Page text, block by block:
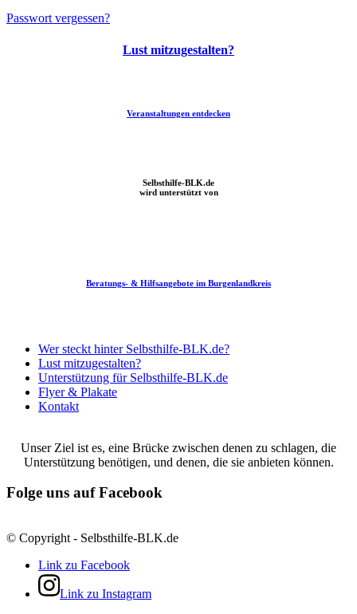
Passwort vergessen?
Lust mitzugestalten?
Veranstaltungen entdecken
Selbsthilfe-BLK.de
wird unterstützt von
Beratungs- & Hilfsangebote im Burgenlandkreis
Wer steckt hinter Selbsthilfe-BLK.de?
Lust mitzugestalten?
Unterstützung für Selbsthilfe-BLK.de
Flyer & Plakate
Kontakt
Unser Ziel ist es, eine Brücke zwischen denen zu schlagen, die
Unterstützung benötigen, und denen, die sie anbieten können.
Folge uns auf Facebook
© Copyright - Selbsthilfe-BLK.de
Link zu Facebook
Link zu Instagram